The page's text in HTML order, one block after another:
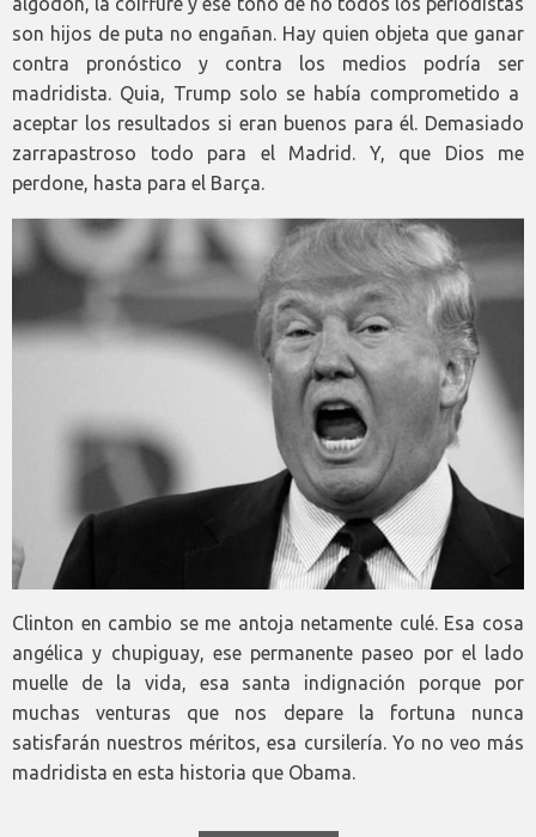
son hijos de puta no engañan. Hay quien objeta que ganar
contra pronóstico y contra los medios podría ser
madridista. Quia, Trump solo se había comprometido a
aceptar los resultados si eran buenos para él. Demasiado
zarrapastroso todo para el Madrid. Y, que Dios me
perdone, hasta para el Barça.
Clinton en cambio se me antoja netamente culé. Esa cosa
angélica y chupiguay, ese permanente paseo por el lado
muelle de la vida, esa santa indignación porque por
muchas venturas que nos depare la fortuna nunca
satisfarán nuestros méritos, esa cursilería. Yo no veo más
madridista en esta historia que Obama.